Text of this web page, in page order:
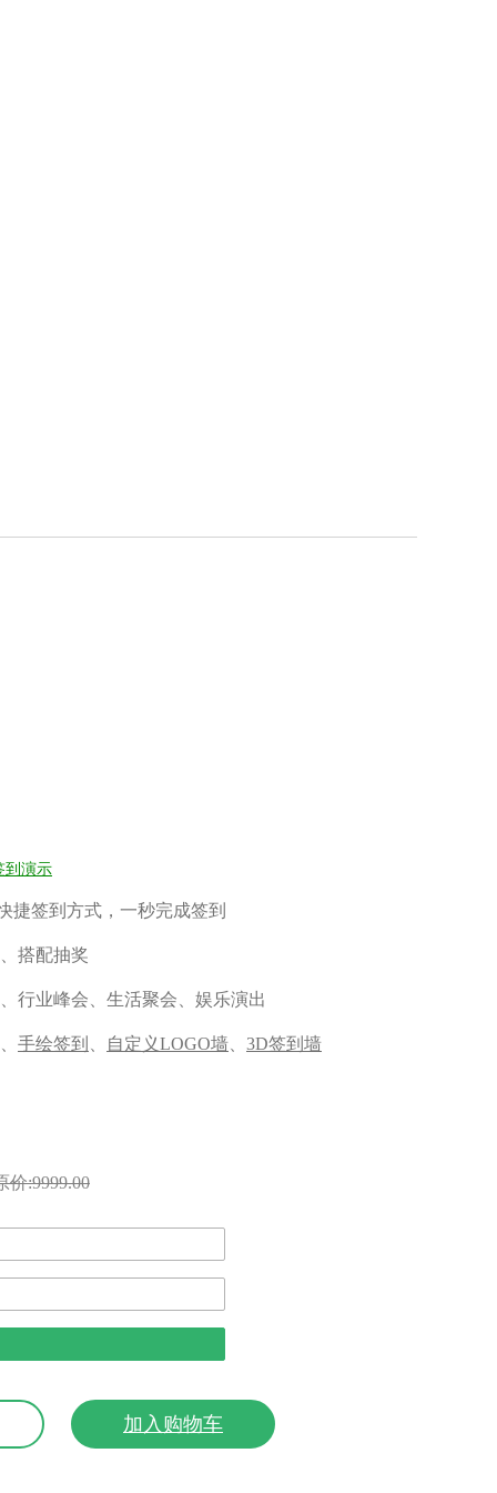
到演示
捷签到方式，一秒完成签到
搭配抽奖
行业峰会、生活聚会、娱乐演出
手绘签到 自定义LOGO墙 3D签到墙
价:9999.00
加入购物车